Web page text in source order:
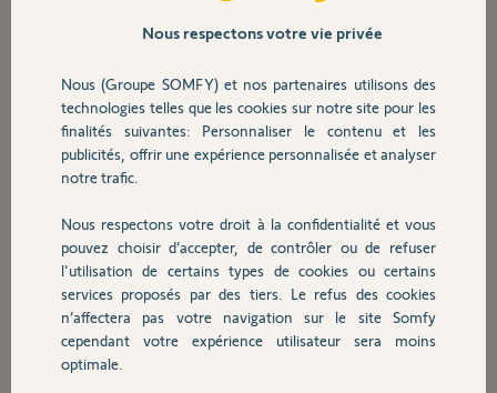
Sécurité
Domotique
Chauffage
Autres produits
Je ne comprends pas pourquoi l'activation intelligente ne fonctionne
pas (Somfy One +), ni avec smartphone et avec smartphone et badge
intelligente activée.
Merci,
Frédéric
Participer au fil de discussion
Réponses
Nous respectons votre vie privée
Nous (Groupe SOMFY) et nos partenaires utilisons des
technologies telles que les cookies sur notre site pour les
finalités suivantes: Personnaliser le contenu et les
publicités, offrir une expérience personnalisée et analyser
notre trafic.
Nous respectons votre droit à la confidentialité et vous
pouvez choisir d’accepter, de contrôler ou de refuser
l'utilisation de certains types de cookies ou certains
services proposés par des tiers. Le refus des cookies
n’affectera pas votre navigation sur le site Somfy
cependant votre expérience utilisateur sera moins
optimale.